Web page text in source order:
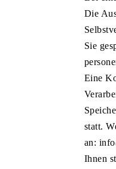
Die
Sie
Eine
statt.
an:
Ihnen